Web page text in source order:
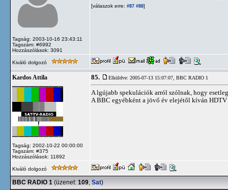
Tagság: 2003-10-16 23:43:11
Tagszám: #6992
Hozzászólások: 3091
[válaszok erre: #87 #88]
Kiváló dolgozó
Kardos Attila
Tagság: 2002-10-22 00:00:00
Tagszám: #375
Hozzászólások: 11892
85. Elküldve: 2005-07-13 15:07:07, BBC RADIO 1
A lgújabb spekulációk arról szólnak, hogy
A BBC egyébként a jövő év elejétől kíván HDTV
Kiváló dolgozó
BBC RADIO 1 (üzenet: 109, Sat)